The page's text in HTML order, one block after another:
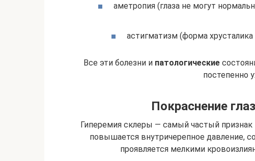
аметропия (глаза не могут
астигматизм (форма
Все эти болезни и патологические
постепенно
Покраснение
Гиперемия склеры — самый частый
повышается внутричерепное давление,
проявляется мелкими